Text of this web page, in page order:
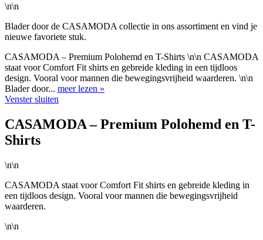
\n\n
Blader door de CASAMODA collectie in ons assortiment en vind je
nieuwe favoriete stuk.
CASAMODA – Premium Polohemd en T-Shirts \n\n CASAMODA
staat voor Comfort Fit shirts en gebreide kleding in een tijdloos
design. Vooral voor mannen die bewegingsvrijheid waarderen. \n\n
Blader door... meer lezen »
Venster sluiten
CASAMODA – Premium Polohemd en T-
Shirts
\n\n
CASAMODA staat voor Comfort Fit shirts en gebreide kleding in
een tijdloos design. Vooral voor mannen die bewegingsvrijheid
waarderen.
\n\n